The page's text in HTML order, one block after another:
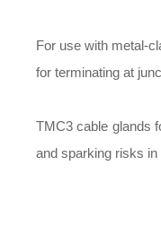
For use with metal-
for terminating at
TMC3 cable glands
and sparking risks